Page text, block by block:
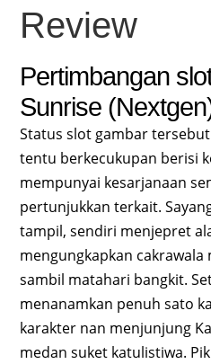
Review
Pertimbangan
Sunrise
Status slot gambar
tentu berkecukupan berisi
mempunyai kesarjanaan
pertunjukkan terkait.
tampil, sendiri menjepret
mengungkapkan
sambil matahari bangkit.
menanamkan penuh sato
karakter nan menjunjung
medan suket katulistiwa.